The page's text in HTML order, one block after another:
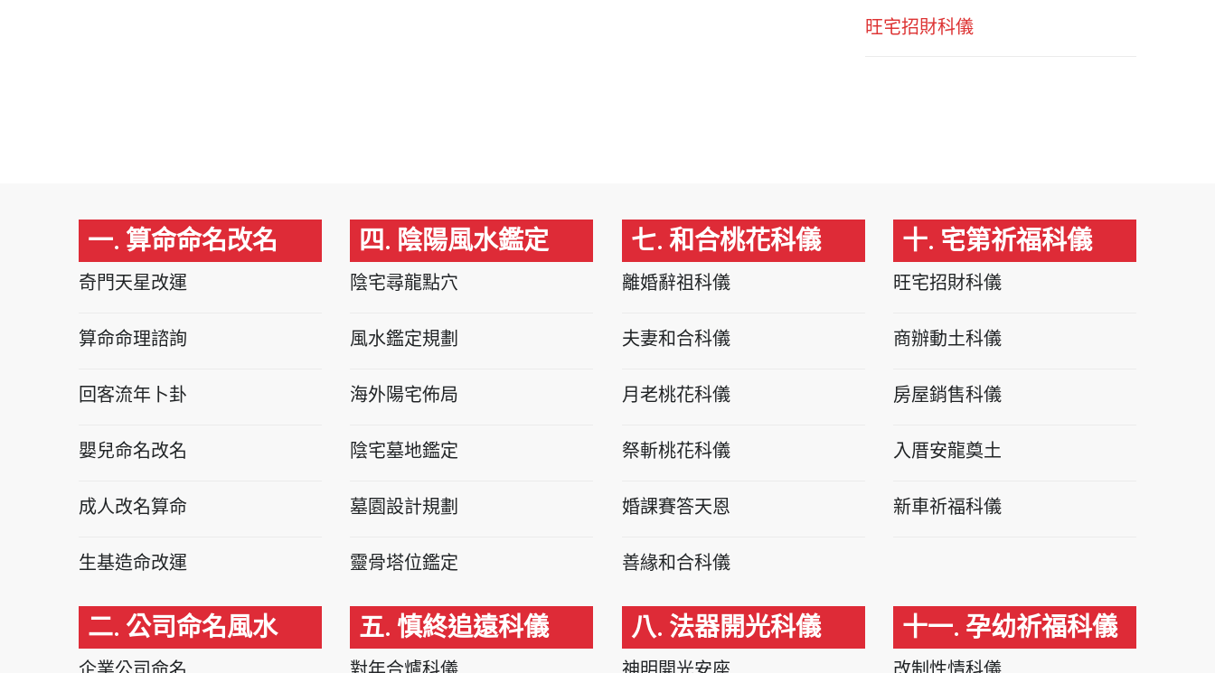
旺宅招財科儀
一. 算命命名改名
奇門天星改運
算命命理諮詢
回客流年卜卦
嬰兒命名改名
成人改名算命
生基造命改運
二. 公司命名風水
四. 陰陽風水鑑定
陰宅尋龍點穴
風水鑑定規劃
海外陽宅佈局
陰宅墓地鑑定
墓園設計規劃
靈骨塔位鑑定
五. 慎終追遠科儀
七. 和合桃花科儀
離婚辭祖科儀
夫妻和合科儀
月老桃花科儀
祭斬桃花科儀
婚課賽答天恩
善緣和合科儀
八. 法器開光科儀
十. 宅第祈福科儀
旺宅招財科儀
商辦動土科儀
房屋銷售科儀
入厝安龍奠土
新車祈福科儀
十一. 孕幼祈福科儀